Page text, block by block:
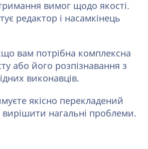
вимог щодо якості.
редактор і насамкінець
вам потрібна комплексна
або його розпізнавання з
виконавців.
якісно перекладений
вирішити нагальні проблеми.